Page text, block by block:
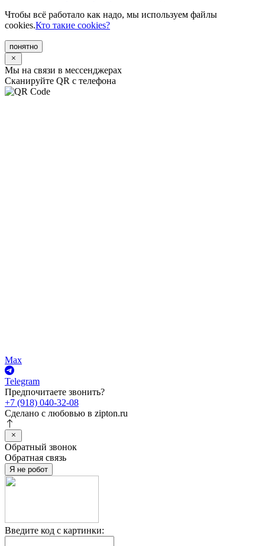
Чтобы всё работало как надо, мы используем файлы
cookies.Кто такие cookies?
понятно
Мы на связи в мессенджерах
Сканируйте QR с телефона
Max
Telegram
Предпочитаете звонить?
+7 (918) 040-32-08
Сделано с любовью в zipton.ru
Обратный звонок
Обратная связь
Я не робот
Введите код с картинки: